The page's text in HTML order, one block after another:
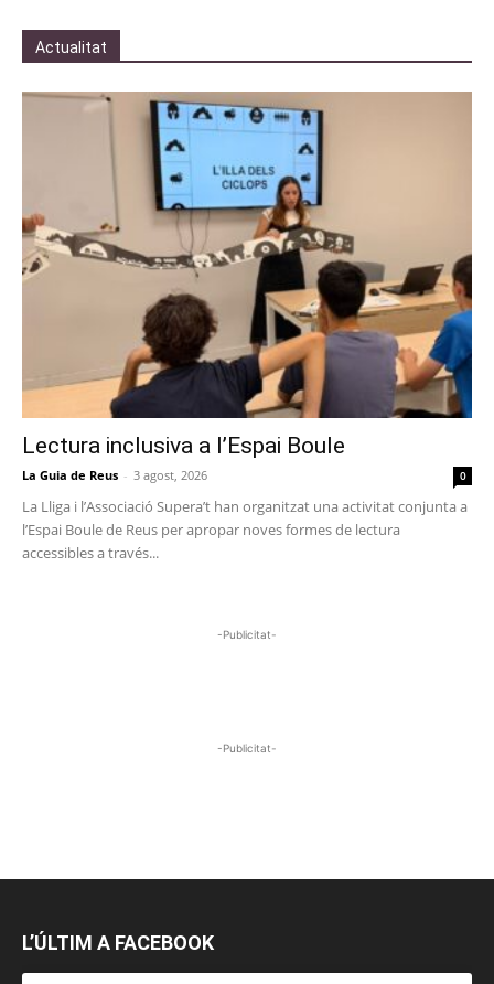
Actualitat
Lectura inclusiva a l’Espai Boule
La Guia de Reus - 3 agost, 2026 0
La Lliga i l’Associació Supera’t han organitzat una activitat conjunta a
l’Espai Boule de Reus per apropar noves formes de lectura
accessibles a través...
-Publicitat-
-Publicitat-
L’ÚLTIM A FACEBOOK